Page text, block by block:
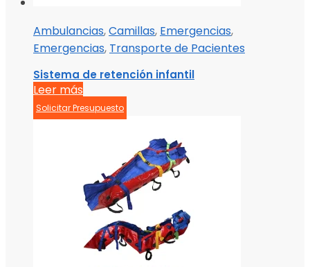
Ambulancias,Camillas, Emergencias,
Emergencias, Transporte de Pacientes
Sistema de retención infantil
Leer más
Solicitar Presupuesto